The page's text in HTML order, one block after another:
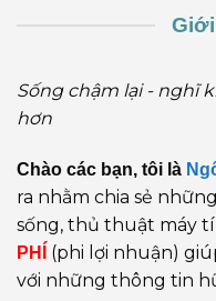
Sống chậm lại - nghĩ
hơn
Chào các bạn, tôi là
ra nhằm chia sẻ
sống, thủ thuật máy
PHÍ
(phi lợi nhuận)
với những thông tin